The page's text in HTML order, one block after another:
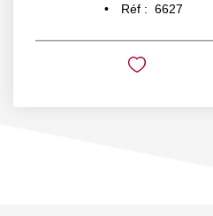
Réf : 6627